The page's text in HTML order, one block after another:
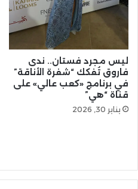
ليس مجرد فستان.. ندى
فاروق تُفكك “شفرة الأناقة”
في برنامج «كعب عالي» على
قناة “هي”
يناير 30, 2026